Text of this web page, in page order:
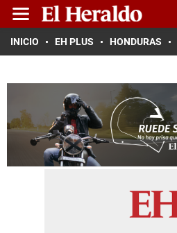
INICIO EH PLUS HONDURAS